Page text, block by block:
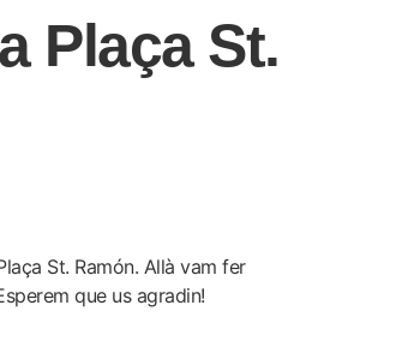
Plaça St.
St. Ramón. Allà vam fer
que us agradin!